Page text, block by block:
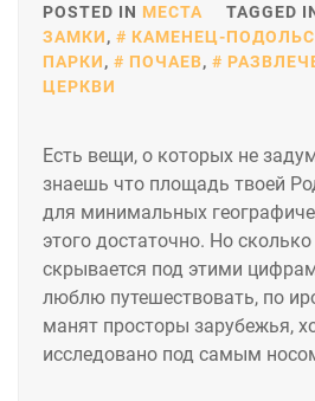
POSTED IN МЕСТА TAGGED
ЗАМКИ, КАМЕНЕЦ-
ПАРКИ, ПОЧАЕВ,
ЦЕРКВИ
Есть вещи, о которых не
знаешь что площадь твоей
для минимальных
этого достаточно. Но
скрывается под этими
люблю путешествовать, по
манят просторы зарубежья,
исследовано под самым